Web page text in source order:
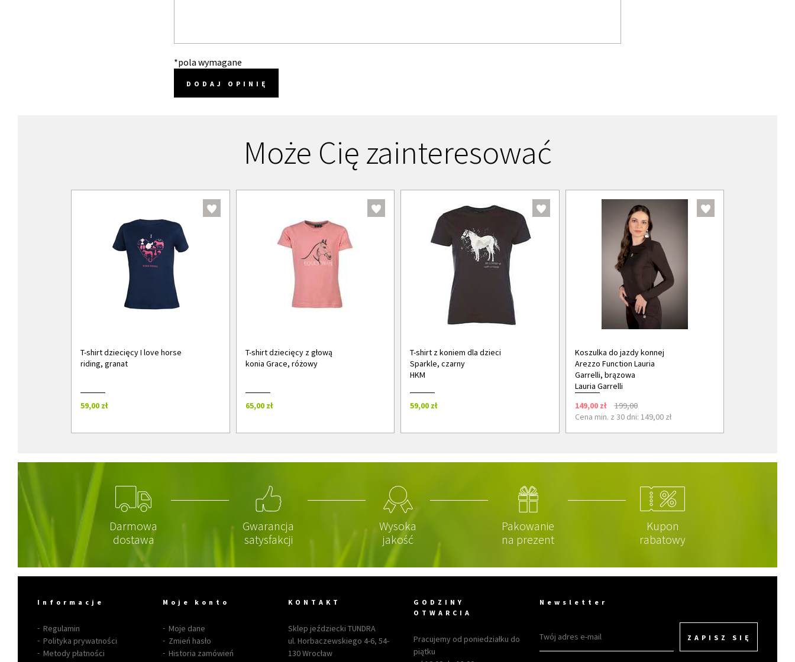
*pola wymagane
DODAJ OPINIĘ
Może Cię zainteresować
T-shirt dziecięcy I love horse
riding, granat
59,00 zł
T-shirt dziecięcy z głową
konia Grace, różowy
65,00 zł
T-shirt z koniem dla dzieci
Sparkle, czarny
HKM
59,00 zł
Koszulka do jazdy konnej
Arezzo Function Lauria
Garrelli, brązowa
Lauria Garrelli
149,00 zł
199,00
Cena min. z 30 dni: 149,00 zł
Darmowa
dostawa
Gwarancja
satysfakcji
Wysoka
jakość
Pakowanie
na prezent
Kupon
rabatowy
Informacje
Regulamin
Polityka prywatności
Metody płatności
Moje konto
Moje dane
Zmień hasło
Historia zamówień
KONTAKT
Sklep jeździecki TUNDRA
ul. Horbaczewskiego 4-6, 54-
130 Wrocław
GODZINY
OTWARCIA
Pracujemy od poniedziałku do
piątku
Newsletter
ZAPISZ SIĘ